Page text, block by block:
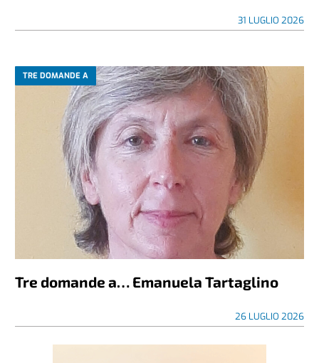
31 LUGLIO 2026
TRE DOMANDE A
Tre domande a… Emanuela Tartaglino
26 LUGLIO 2026